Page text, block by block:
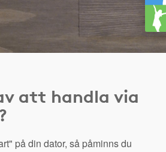
att handla via
på din dator, så påminns du